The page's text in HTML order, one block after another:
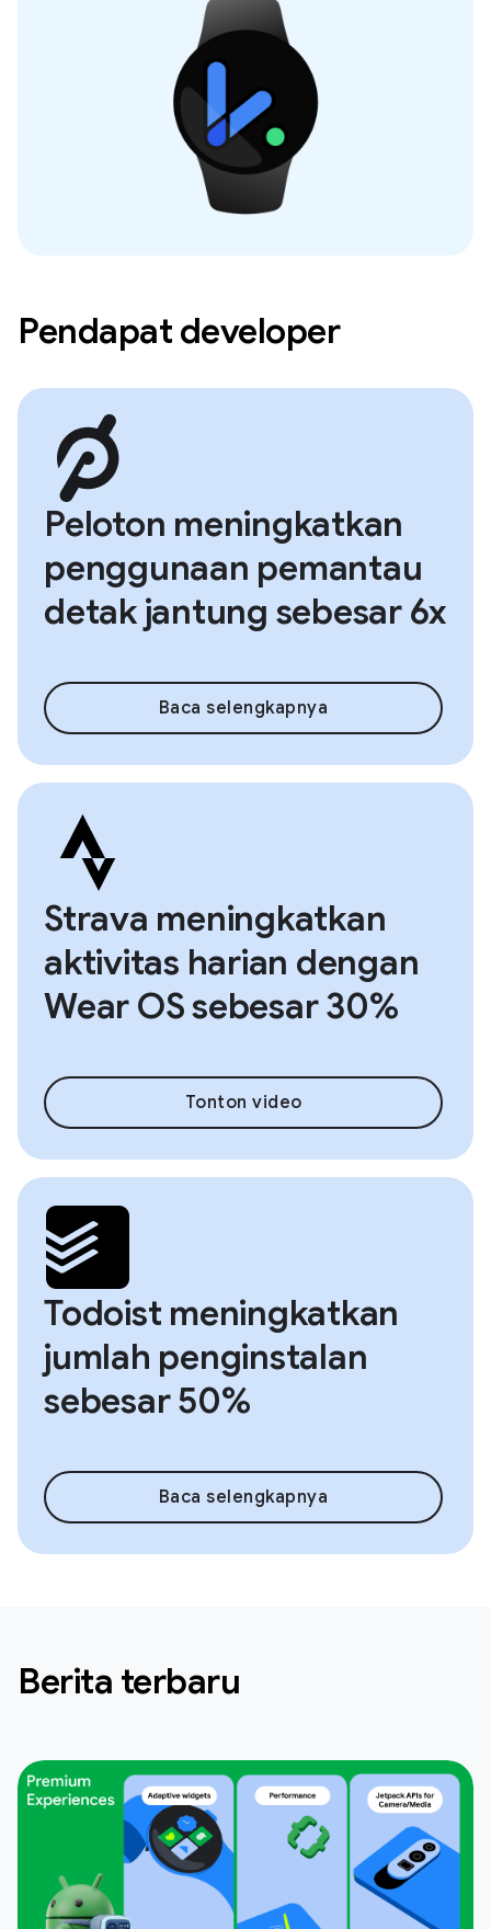
Pendapat developer
Peloton meningkatkan
penggunaan pemantau
detak jantung sebesar 6x
Baca selengkapnya
Strava meningkatkan
aktivitas harian dengan
Wear OS sebesar 30%
Tonton video
Todoist meningkatkan
jumlah penginstalan
sebesar 50%
Baca selengkapnya
Berita terbaru